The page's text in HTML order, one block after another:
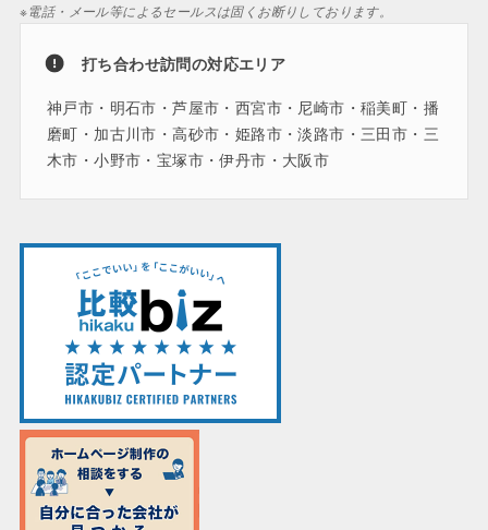
※電話・メール等によるセールスは固くお断りしております。
打ち合わせ訪問の対応エリア
神戸市・明石市・芦屋市・西宮市・尼崎市・稲美町・播
磨町・加古川市・高砂市・姫路市・淡路市・三田市・三
木市・小野市・宝塚市・伊丹市・大阪市